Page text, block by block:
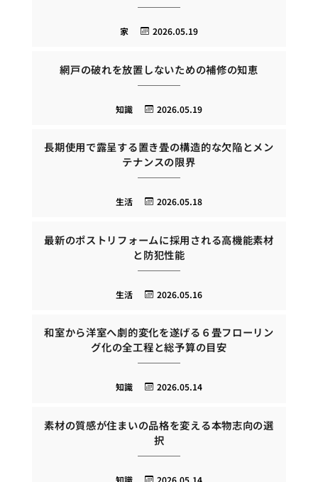
2026.05.19
家
網戸の破れを放置しないための補修の知恵
2026.05.19
知識
長期使用で露呈する置き畳の構造的な欠陥とメン
テナンスの限界
2026.05.18
生活
最新のポストリフォームに採用される高機能素材
と防犯性能
2026.05.16
生活
和室から洋室へ劇的変化を遂げる６畳フローリン
グ化の全工程と総予算の目安
2026.05.14
知識
素材の質感が住まいの品格を変える本物志向の選
択
2026.05.14
知識